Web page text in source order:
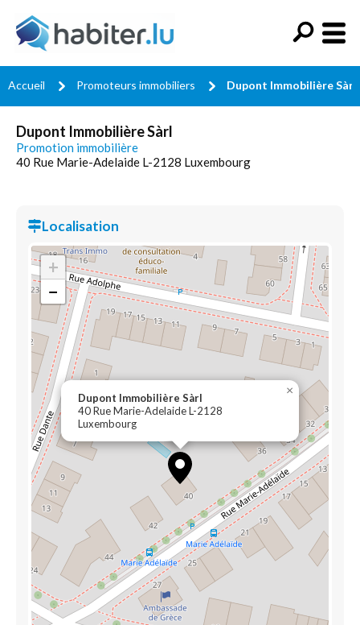
Accueil Promoteurs immobiliers Dupont Immobilière Sàrl
Dupont Immobilière Sàrl
Promotion immobilière
40 Rue Marie-Adelaide L-2128 Luxembourg
Localisation
Dupont Immobilière Sàrl
40 Rue Marie-Adelaide L-2128
Luxembourg
×
+
−